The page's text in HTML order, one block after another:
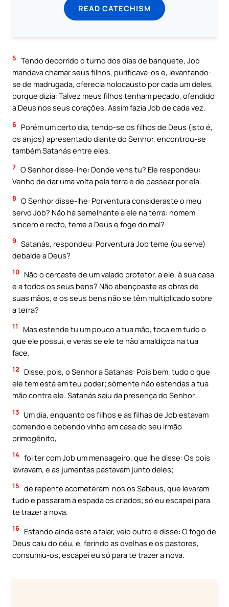
READ CATECHISM
5 Tendo decorrido o turno dos dias de banquete, Job
mandava chamar seus filhos, purificava-os e, levantando-
se de madrugada, oferecia holocausto por cada um deles,
porque dizia: Talvez meus filhos tenham pecado, ofendido
a Deus nos seus corações. Assim fazia Job de cada vez.
6 Porém um certo dia, tendo-se os filhos de Deus (isto é,
os anjos) apresentado diante do Senhor, encontrou-se
também Satanás entre eles.
7 O Senhor disse-lhe: Donde vens tu? Ele respondeu:
Venho de dar uma volta pela terra e de passear por ela.
8 O Senhor disse-lhe: Porventura consideraste o meu
servo Job? Não há semelhante a ele na terra: homem
sincero e recto, teme a Deus e foge do mal?
9 Satanás, respondeu: Porventura Job teme (ou serve)
debalde a Deus?
10 Não o cercaste de um valado protetor, a ele, à sua casa
e a todos os seus bens? Não abençoaste as obras de
suas mãos, e os seus bens não se têm multiplicado sobre
a terra?
11
Mas estende tu um pouco a tua mão, toca em tudo o
que ele possui, e verás se ele te não amaldiçoa na tua
face.
12
Disse, pois, o Senhor a Satanás: Pois bem, tudo o que
ele tem está em teu poder; sòmente não estendas a tua
mão contra ele. Satanás saiu da presença do Senhor.
13 Um dia, enquanto os filhos e as filhas de Job estavam
comendo e bebendo vinho em casa do seu irmão
primogênito,
14 foi ter com Job um mensageiro, que lhe disse: Os bois
lavravam, e as jumentas pastavam junto deles;
15 de repente acometeram-nos os Sabeus, que levaram
tudo e passaram à espada os criados; só eu escapei para
te trazer a nova.
16 Estando ainda este a falar, veio outro e disse: O fogo de
Deus caiu do céu, e, ferindo as ovelhas e os pastores,
consumiu-os; escapei eu só para te trazer a nova.